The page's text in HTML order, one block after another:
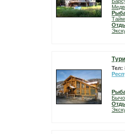
Тел: